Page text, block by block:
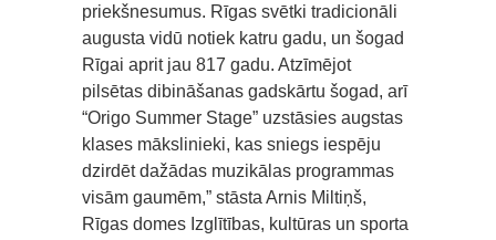
priekšnesumus. Rīgas svētki tradicionāli
augusta vidū notiek katru gadu, un šogad
Rīgai aprit jau 817 gadu. Atzīmējot
pilsētas dibināšanas gadskārtu šogad, arī
“Origo Summer Stage” uzstāsies augstas
klases mākslinieki, kas sniegs iespēju
dzirdēt dažādas muzikālas programmas
visām gaumēm,” stāsta Arnis Miltiņš,
Rīgas domes Izglītības, kultūras un sporta